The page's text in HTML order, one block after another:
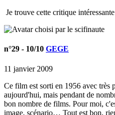
Je trouve cette critique intéressante
n°29 - 10/10 GEGE
11 janvier 2009
Ce film est sorti en 1956 avec très
aujourd'hui, mais pendant de
bon nombre de films. Pour moi,
image, scénario… Tout est bon,